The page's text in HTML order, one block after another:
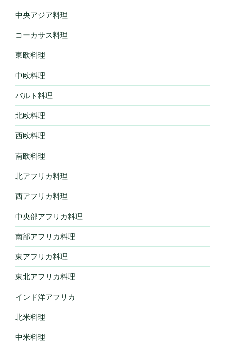
中央アジア料理
コーカサス料理
東欧料理
中欧料理
バルト料理
北欧料理
西欧料理
南欧料理
北アフリカ料理
西アフリカ料理
中央部アフリカ料理
南部アフリカ料理
東アフリカ料理
東北アフリカ料理
インド洋アフリカ
北米料理
中米料理